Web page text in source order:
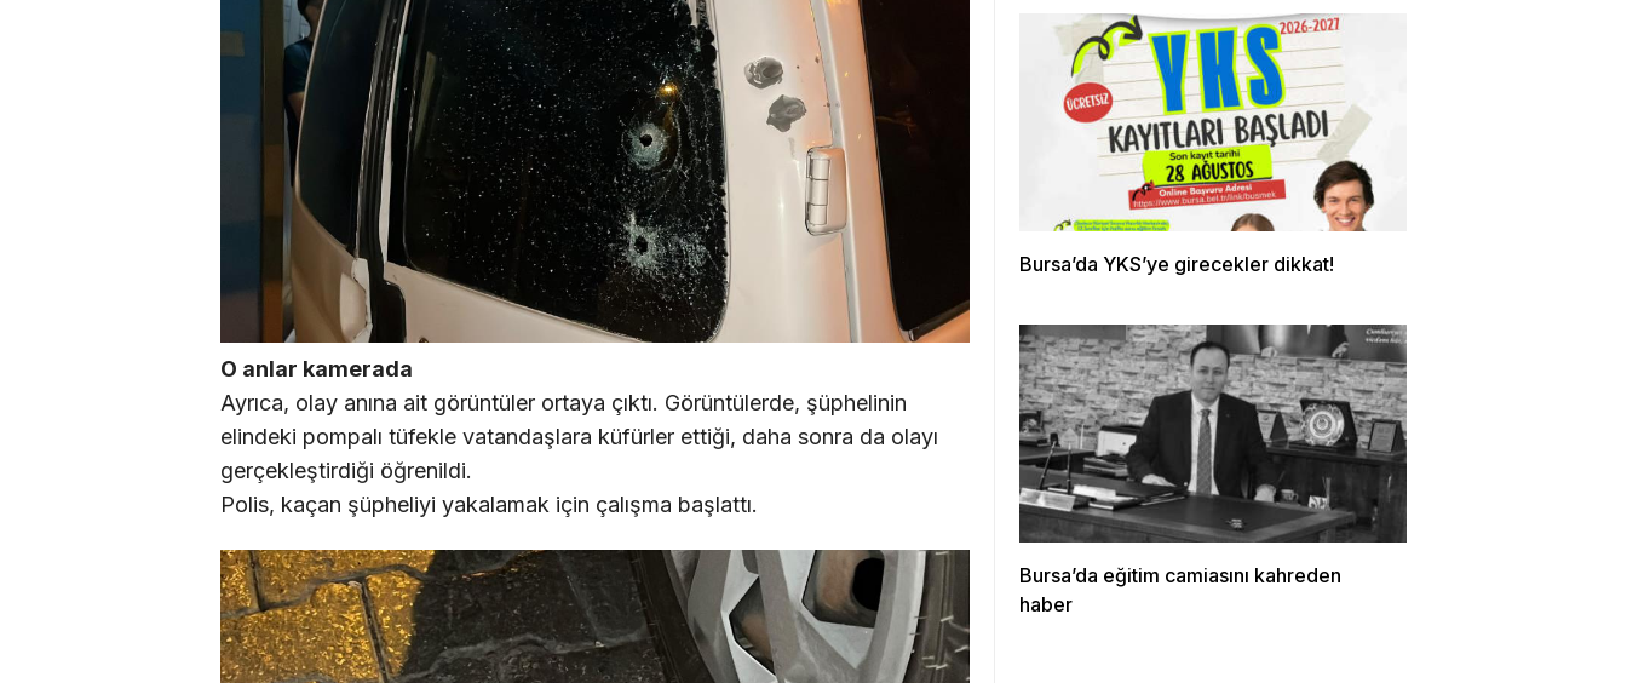
O anlar kamerada
Ayrıca, olay anına ait görüntüler ortaya çıktı. Görüntülerde, şüphelinin
elindeki pompalı tüfekle vatandaşlara küfürler ettiği, daha sonra da olayı
gerçekleştirdiği öğrenildi.
Polis, kaçan şüpheliyi yakalamak için çalışma başlattı.
Bursa’da YKS’ye girecekler dikkat!
Bursa’da eğitim camiasını kahreden
haber